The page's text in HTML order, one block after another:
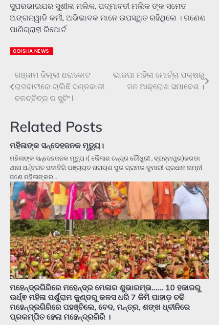
ସୁପରଭାଇଯର ସୁଶୀଳା ମଲିକ, ପଦ୍ମାବତୀ ମଲିକ ଙ୍କ ସମେତ
ଅଙ୍ଗନୱାଡି କର୍ମୀ, ଅଭିଭାବକ ମାନେ ଉପସ୍ଥିତ ରହିଥିଲେ । ଗଣେଶ
ପାଣିଗ୍ରାହୀ ରିପୋର୍ଟ
ODISHA NEWS
Post
navigation
ଗଞ୍ଜାମ ଜିଲ୍ଲା ଧରାକୋଟ
ରାଜବାଟୀରେ ଚାଲିଛି ଦଣ୍ଡକାଳୀ
ଚଳଚ୍ଚିତ୍ର ର ସୁଟିଂ l
ଭାଜପା ମହିଳା ମୋର୍ଚ୍ଚା ପକ୍ଷରୁ
ଜନ ଆକ୍ରୋଶ ସମାବେଶ ।
Related Posts
ମହିଳାଙ୍କ ସନ୍ଦେହଜନକ ମୃତ୍ୟୁ।
ମହିଳାଙ୍କ ସନ୍ଦେହଜନକ ମୃତ୍ୟୁ।( କୈଳାଶ ଚନ୍ଦ୍ର ଚୌଧୁରୀ , ବ୍ରହ୍ମପୁର)ଜରଡା
ଥାନା ଅର୍ନ୍ତଗତ ପଦାଦିଗି ପଞ୍ଚାୟତ ନାରାୟଣ ପୁର ଗ୍ରାମର କୁମାରୀ ପ୍ରଧାନ ନାମ୍ନୀ
ଜଣେ ମହିଳାଙ୍କର…
ମହେନ୍ଦ୍ରଗିରିରେ ମହେନ୍ଦ୍ର ମେଳାର ଶୁଭାରମ୍ଭ…… 10 ହଜାରରୁ
ଉର୍ଧ୍ଵ ମହିଳା ପର୍ଶୁରାମ କୁଣ୍ଡରୁ କଳସ ଧରି 7 କିମି ପାହାଡ଼ ଚଢି
ମହେନ୍ଦ୍ରଗିରିରେ ପହଞ୍ଚିଲେ, ବେଦ, ମନ୍ତ୍ର, ଶଙ୍ଖ ଧ୍ବୀନିରେ
ପ୍ରକମ୍ପିତ ହେଲା ମହେନ୍ଦ୍ରଗିରି ।